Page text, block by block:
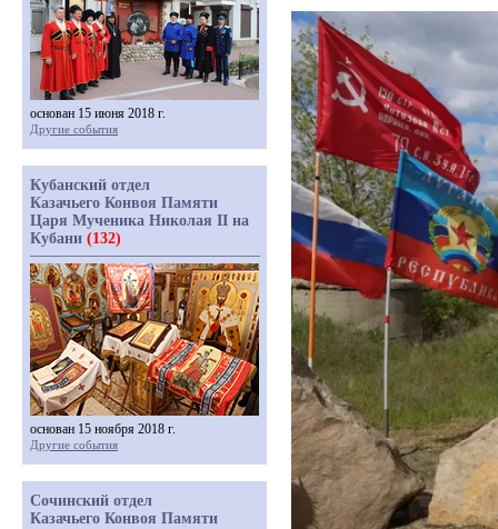
основан 15 июня 2018 г.
Другие события
Кубанский отдел
Казачьего Конвоя Памяти
Царя Мученика Николая II на
Кубани (132)
основан 15 ноября 2018 г.
Другие события
Сочинский отдел
Казачьего Конвоя Памяти